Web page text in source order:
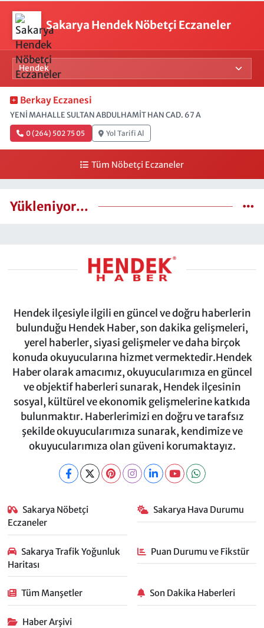
Sakarya Hendek Nöbetçi Eczaneler
Berkay Eczanesi
YENİ MAHALLE SULTAN ABDULHAMİT HAN CAD. 67 A
0 (264) 502 75 05 Yol Tarifi Al
Tüm Nöbetçi Eczaneler
Yükleniyor...
Hendek ilçesiyle ilgili en güncel ve doğru haberlerin
bulunduğu Hendek Haber, son dakika gelişmeleri,
yerel haberler, siyasi gelişmeler ve daha birçok
konuda okuyucularına hizmet vermektedir.Hendek
Haber olarak amacımız, okuyucularımıza en güncel
ve objektif haberleri sunarak, Hendek ilçesinin
sosyal, kültürel ve ekonomik gelişmelerine katkıda
bulunmaktır. Haberlerimizi en doğru ve tarafsız
şekilde okuyucularımıza sunarak, kendimize ve
okuyucularımıza olan güveni korumaktayız.
Sakarya Nöbetçi
Eczaneler
Sakarya Hava Durumu
Sakarya Trafik Yoğunluk
Haritası
Puan Durumu ve Fikstür
Tüm Manşetler Son Dakika Haberleri
Haber Arşivi